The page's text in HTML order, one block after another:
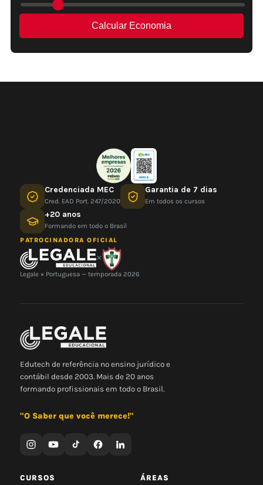
Credenciada MEC
Cred. EAD Port. 247/2020
Garantia de 7 dias
Em todos os cursos
+20 anos
Formando em todo o Brasil
PATROCINADORA OFICIAL
×
Legale × Portuguesa — temporada 2026
Edutech de referência no ensino jurídico e
contábil desde 2003. Mais de 20 anos
formando profissionais em todo o Brasil.
"O Saber que você merece!"
CURSOS ÁREAS